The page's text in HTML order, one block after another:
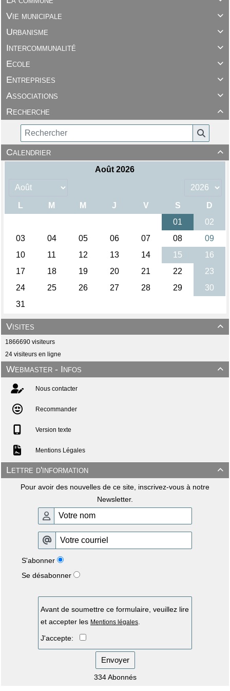

Vie municipale

Urbanisme

Intercommunalité

Ecole

Entreprises

Associations

Recherche

Calendrier

Visites
1866690 visiteurs
24 visiteurs en ligne

Webmaster - Infos
Nous contacter
Recommander
Version texte
Mentions Légales

Lettre d'information
Pour avoir des nouvelles de ce site, inscrivez-vous à notre
Newsletter.
S'abonner
Se désabonner
Avant de soumettre ce formulaire, veuillez lire
et accepter les Mentions légales
J'accepte:
Envoyer
334 Abonnés